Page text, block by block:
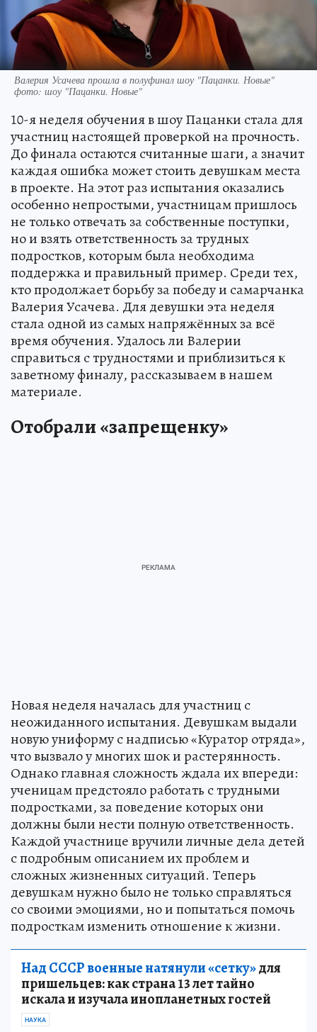
Валерия Усачева прошла в полуфинал шоу "Пацанки. Новые"
фото: шоу "Пацанки. Новые"
10-я неделя обучения в шоу Пацанки стала для
участниц настоящей проверкой на прочность.
До финала остаются считанные шаги, а значит
каждая ошибка может стоить девушкам места
в проекте. На этот раз испытания оказались
особенно непростыми, участницам пришлось
не только отвечать за собственные поступки,
но и взять ответственность за трудных
подростков, которым была необходима
поддержка и правильный пример. Среди тех,
кто продолжает борьбу за победу и самарчанка
Валерия Усачева. Для девушки эта неделя
стала одной из самых напряжённых за всё
время обучения. Удалось ли Валерии
справиться с трудностями и приблизиться к
заветному финалу, рассказываем в нашем
материале.
Отобрали «запрещенку»
Новая неделя началась для участниц с
неожиданного испытания. Девушкам выдали
новую униформу с надписью «Куратор отряда»,
что вызвало у многих шок и растерянность.
Однако главная сложность ждала их впереди:
ученицам предстояло работать с трудными
подростками, за поведение которых они
должны были нести полную ответственность.
Каждой участнице вручили личные дела детей
с подробным описанием их проблем и
сложных жизненных ситуаций. Теперь
девушкам нужно было не только справляться
со своими эмоциями, но и попытаться помочь
подросткам изменить отношение к жизни.
Над СССР военные натянули «сетку»для
пришельцев: как страна 13 лет тайно
искала и изучала инопланетных гостей
НАУКА